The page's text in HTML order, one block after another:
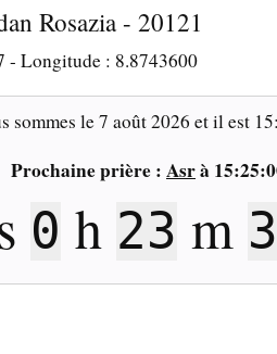
Rosazia - 20121
- Longitude : 8.8743600
sommes le7 août 2026 et il est
Prochaine prière : Asrà
0 h 23 m